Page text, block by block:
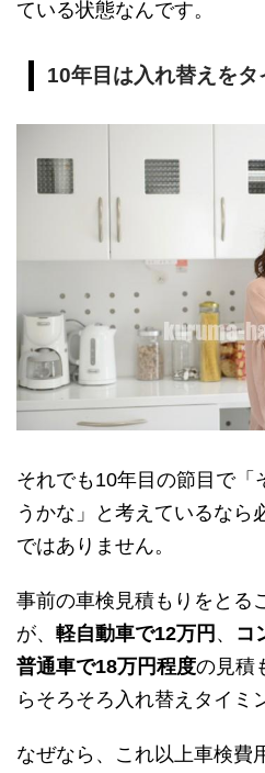
ている状態なんです。
10年目は入れ替えをタ
それでも10年目の節目で「
うかな」と考えているなら
ではありません。
事前の車検見積もりをとる
が、 軽自動車で12万円 、 コ
普通車で18万円程度の見積
らそろそろ入れ替えタイミ
なぜなら、これ以上車検費